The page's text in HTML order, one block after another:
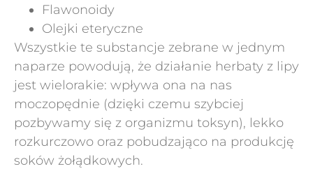
Flawonoidy
Olejki eteryczne
Wszystkie te substancje zebrane w jednym
naparze powodują, że działanie herbaty z lipy
jest wielorakie: wpływa ona na nas
moczopędnie (dzięki czemu szybciej
pozbywamy się z organizmu toksyn), lekko
rozkurczowo oraz pobudzająco na produkcję
soków żołądkowych.